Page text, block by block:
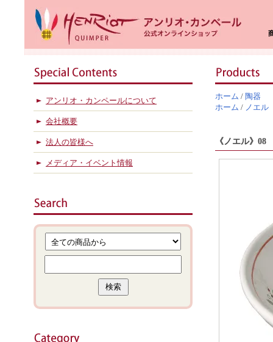
ホーム / 陶器
ホーム / ノエル
《ノエル》
アンリオ・カンペールについて
会社概要
法人の皆様へ
メディア・イベント情報